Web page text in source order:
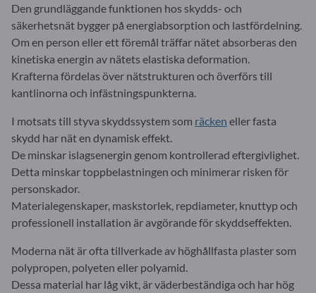
Den grundläggande funktionen hos skydds- och
säkerhetsnät bygger på energiabsorption och lastfördelning.
Om en person eller ett föremål träffar nätet absorberas den
kinetiska energin av nätets elastiska deformation.
Krafterna fördelas över nätstrukturen och överförs till
kantlinorna och infästningspunkterna.
I motsats till styva skyddssystem som räcken eller fasta
skydd har nät en dynamisk effekt.
De minskar islagsenergin genom kontrollerad eftergivlighet.
Detta minskar toppbelastningen och minimerar risken för
personskador.
Materialegenskaper, maskstorlek, repdiameter, knuttyp och
professionell installation är avgörande för skyddseffekten.
Moderna nät är ofta tillverkade av höghållfasta plaster som
polypropen, polyeten eller polyamid.
Dessa material har låg vikt, är väderbeständiga och har hög